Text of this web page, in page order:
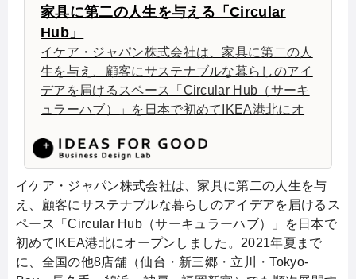
家具に第二の人生を与える「Circular
Hub」
イケア・ジャパン株式会社は、家具に第二の人
生を与え、顧客にサステナブルな暮らしのアイ
デアを届けるスペース「Circular Hub（サーキ
ュラーハブ）」を日本で初めてIKEA港北にオ
（仙台・新三郷・立川・Tokyo-Bay・長久手・
鶴浜・神戸・福岡新宮）でも順次展開する。家
具の組み立てを見学できるコーナーや、商品の
メンテナンス方法などに関するワークショップ
を設けている。
イケア・ジャパン株式会社は、家具に第二の人生を与
え、顧客にサステナブルな暮らしのアイデアを届けるス
ペース「Circular Hub（サーキュラーハブ）」を日本で
初めてIKEA港北にオープンしました。2021年夏まで
に、全国の他8店舗（仙台・新三郷・立川・Tokyo-